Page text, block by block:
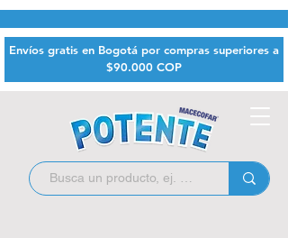
Envíos gratis en Bogotá por compras superiores a
$90.000 COP